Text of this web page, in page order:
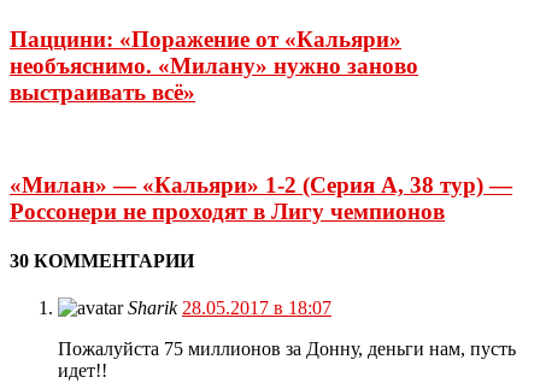
Паццини: «Поражение от «Кальяри»
необъяснимо. «Милану» нужно заново
выстраивать всё»
«Милан» — «Кальяри» 1-2 (Серия А, 38 тур) —
Россонери не проходят в Лигу чемпионов
30 КОММЕНТАРИИ
Sharik 28.05.2017 в 18:07
Пожалуйста 75 миллионов за Донну, деньги нам, пусть
идет!!